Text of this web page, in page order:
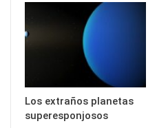
Los extraños planetas
superesponjosos